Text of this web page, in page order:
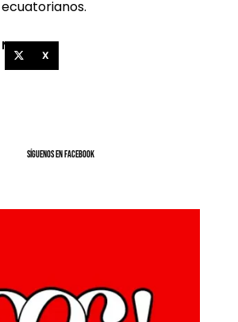
NOTICIA
X
SíGUENOS EN FACEBOOK